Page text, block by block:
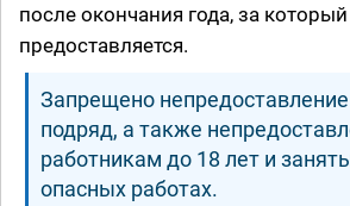
после окончания года, за
предоставляется.
Запрещено непредоставление
подряд, а также
работникам до 18 лет и
опасных работах.